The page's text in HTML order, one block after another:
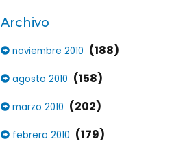
Archivo
noviembre 2010 (188)
agosto 2010 (158)
marzo 2010 (202)
febrero 2010 (179)